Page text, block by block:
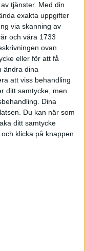
tjänster. Med din
exakta uppgifter
via skanning av
och våra 1733
ovan.
eller för att få
ändra dina
att viss behandling
ditt samtycke, men
Dina
Du kan när som
ditt samtycke
klicka på knappen